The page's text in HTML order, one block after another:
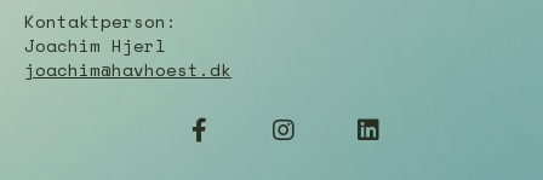
Kontaktperson:
Joachim Hjerl
joachim@havhoest.dk